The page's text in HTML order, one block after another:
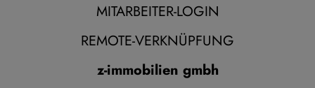
MITARBEITER-LOGIN
REMOTE-VERKNÜPFUNG
z-immobilien gmbh